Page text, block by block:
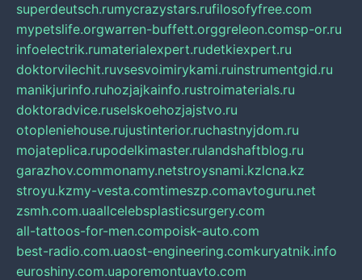
superdeutsch.rumycrazystars.rufilosofyfree.com
mypetslife.orgwarren-buffett.orggreleon.comsp-or.ru
infoelectrik.rumaterialexpert.rudetkiexpert.ru
doktorvilechit.ruvsesvoimirykami.ruinstrumentgid.ru
manikjurinfo.ruhozjajkainfo.rustroimaterials.ru
doktoradvice.ruselskoehozjajstvo.ru
otopleniehouse.rujustinterior.ruchastnyjdom.ru
mojateplica.rupodelkimaster.rulandshaftblog.ru
garazhov.commonamy.netstroysnami.kzlcna.kz
stroyu.kzmy-vesta.comtimeszp.comavtoguru.net
zsmh.com.uaallcelebsplasticsurgery.com
all-tattoos-for-men.compoisk-auto.com
best-radio.com.uaost-engineering.comkuryatnik.info
euroshiny.com.uaporemontuavto.com